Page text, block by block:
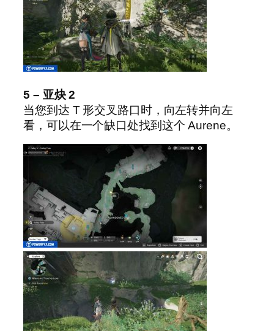
5 – 亚炔 2
当您到达 T 形交叉路口时，向左转并向左
看，可以在一个缺口处找到这个 Aurene。